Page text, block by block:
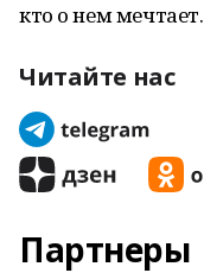
кто о нем мечтает.
Читайте нас
Партнеры